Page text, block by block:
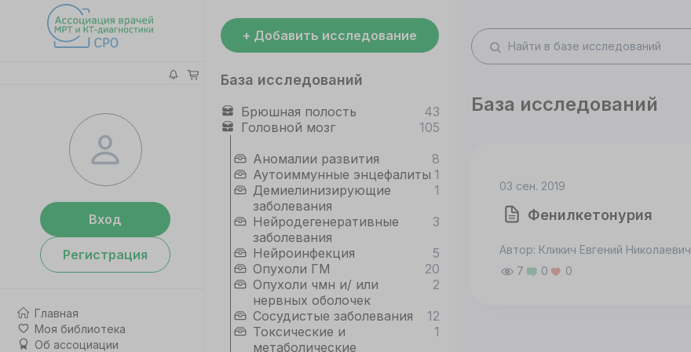
Вход
Регистрация
Главная
Моя библиотека
Об ассоциации
+ Добавить исследование
База исследований
Брюшная полость
43
Головной мозг
105
Аномалии развития
8
Аутоиммунные энцефалиты 1
Демиелинизирующие
заболевания
1
Нейродегенеративные
заболевания
3
Нейроинфекция
5
Опухоли ГМ
20
Опухоли чмн и/ или
нервных оболочек
2
Сосудистые заболевания
12
Токсические и
метаболические
1
База исследований
03 сен. 2019
Фенилкетонурия
Автор: Кликич Евгений Николаевич
7
0 0